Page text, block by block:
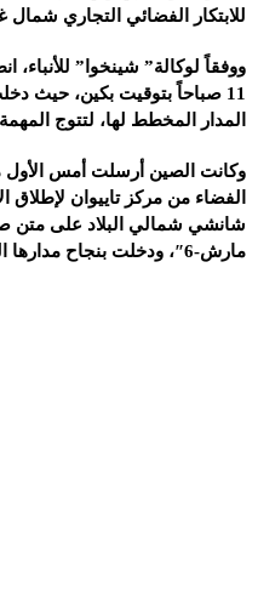
للابتكار الفضائي التجاري
ووفقاً لوكالة” شينخوا”
11 صباحاً بتوقيت بكين، حيث
المدار المخطط لها، لتتوج
وكانت الصين أرسلت أمس الأول
الفضاء من مركز تاييوان لإطلاق
شانشي شمالي البلاد على متن
مارش-6″، ودخلت بنجاح مدارها المحدد مسبقاً.